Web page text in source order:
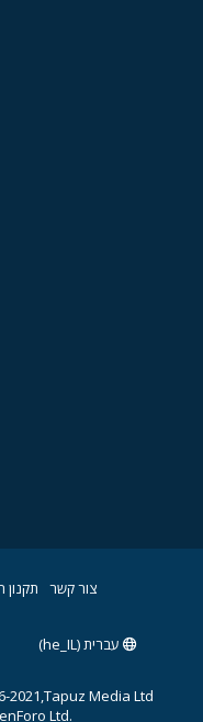
צור קשר תקנון
עברית (he_IL)
Media Ltd.
Ltd.